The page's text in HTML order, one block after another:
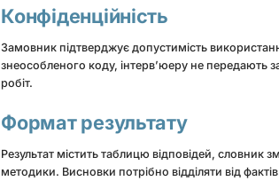
Конфіденційність
Замовник підтверджує допустимість
знеособленого коду, інтерв’юеру не передають
робіт.
Формат результату
Результат містить таблицю відповідей, словник
методики. Висновки потрібно відділяти від